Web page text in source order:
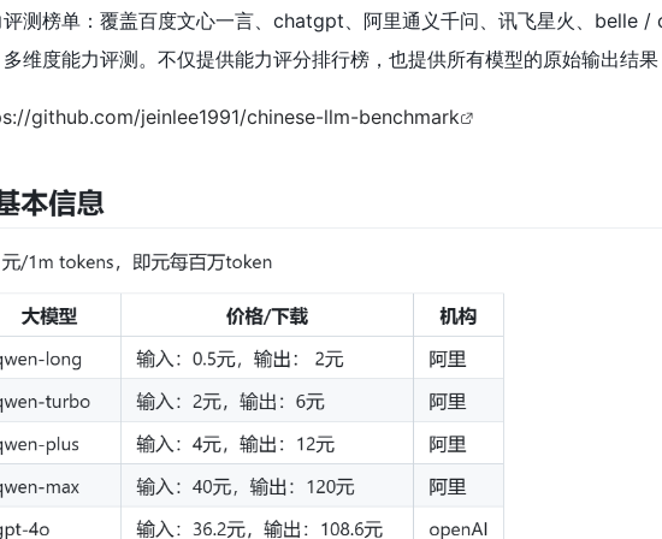
测榜单：覆盖百度文心一言、chatgpt、阿里通义千问、讯飞星火、belle
维度能力评测。不仅提供能力评分排行榜，也提供所有模型的原始输出结果
github.com/jeinlee1991/chinese-llm-benchmark